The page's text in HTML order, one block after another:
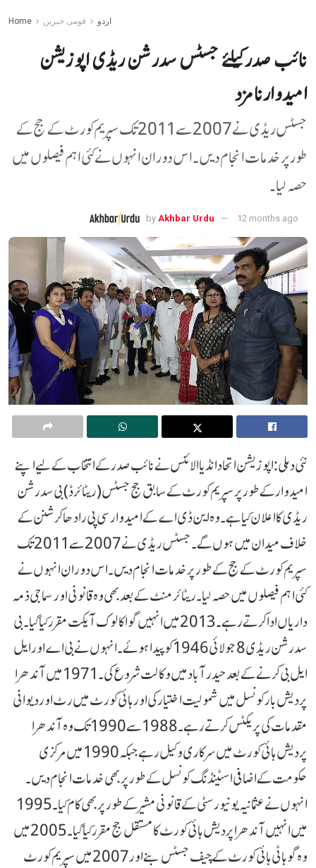
Home اردو قومی خبریں
نائب صدر کیلئے جسٹس سدرشن ریڈی اپوزیشن
امیدوارنامزد
جسٹس ریڈی نے 2007 سے 2011 تک سپریم کورٹ کے جج کے
طور پر خدمات انجام دیں۔ اس دوران انہوں نے کئی اہم فیصلوں میں
حصہ لیا۔
by Akhbar Urdu 12 months ago
نئی دہلی : اپوزیشن اتحاد انڈیا الائنس نے نائب صدر کے انتخاب کے لیے اپنے
امیدوار کے طور پر سپریم کورٹ کے سابق جج جسٹس (ریٹائرڈ) بی سدرشن
ریڈی کا اعلان کیا ہے۔ وہ این ڈی اے کے امیدوار سی پی رادھا کرشنن کے
خلاف میدان میں ہوں گے۔جسٹس ریڈی نے 2007 سے 2011 تک
سپریم کورٹ کے جج کے طور پر خدمات انجام دیں۔ اس دوران انہوں نے
کئی اہم فیصلوں میں حصہ لیا۔ ریٹائرمنٹ کے بعد بھی وہ قانونی اور سماجی ذمہ
داریاں ادا کرتے رہے۔ 2013 میں انہیں گوا کا لوک آیکت مقرر کیا گیا۔ بی
سدرشن ریڈی 8 جولائی 1946 کو پیدا ہوئے۔ انہوں نے بی اے اور ایل
ایل بی کرنے کے بعد حیدرآباد میں وکالت شروع کی۔ 1971 میں آندھرا
پردیش بار کونسل میں شمولیت اختیار کی اور ہائی کورٹ میں رٹ اور دیوانی
مقدمات کی پریکٹس کرتے رہے۔ 1988 سے 1990 تک وہ آندھرا
پردیش ہائی کورٹ میں سرکاری وکیل رہے جبکہ 1990 میں مرکزی
حکومت کے اضافی اسٹینڈنگ کونسل کے طور پر بھی خدمات انجام دیں۔
انہوں نے عثمانیہ یونیورسٹی کے قانونی مشیر کے طور پر بھی کام کیا۔ 1995
میں انہیں آندھرا پردیش ہائی کورٹ کا مستقل جج مقرر کیا گیا۔ 2005 میں
وہ گوہاٹی ہائی کورٹ کے چیف جسٹس بنے اور 2007 میں سپریم کورٹ